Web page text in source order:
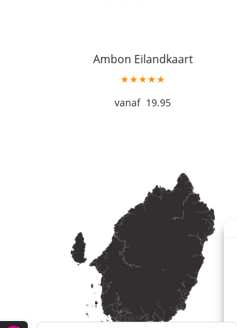
Ambon Eilandkaart
★★★★★
19.95